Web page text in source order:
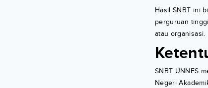
Hasil SNBT ini
perguruan
atau organisasi.
SNBT UNNES
Negeri